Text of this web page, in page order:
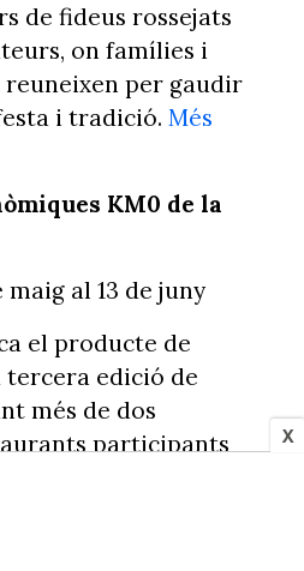
X
de fideus rossejats
on famílies i
reuneixen per gaudir
i tradició. Més
KM0 de la
maig al 13 de juny
el producte de
edició de
més de dos
participants